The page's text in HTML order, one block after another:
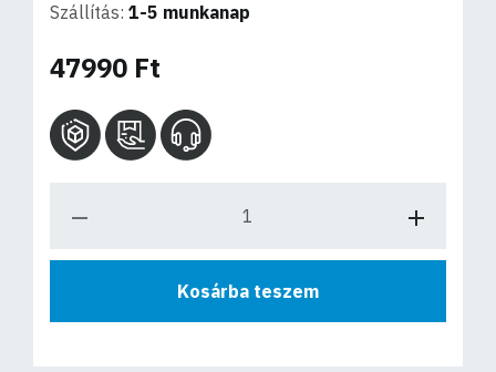
Szállítás: 1-5 munkanap
47990 Ft
Kosárba teszem